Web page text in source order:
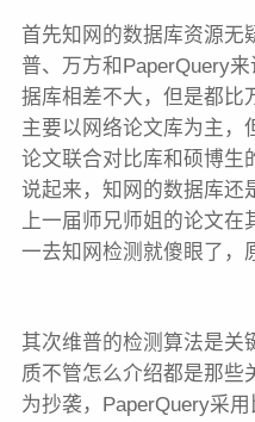
首先知网的数据库资源无
普、万方和PaperQuery
据库相差不大，但是都比
主要以网络论文库为主，
论文联合对比库和硕博生
说起来，知网的数据库还
上一届师兄师姐的论文在
一去知网检测就傻眼了，
其次维普的检测算法是关
质不管怎么介绍都是那些
为抄袭，PaperQuery采